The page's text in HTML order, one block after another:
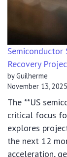
Semiconductor
Recovery
by Guilherme
November 13, 2025
The **US
critical focus
explores
the next 12
acceleration,